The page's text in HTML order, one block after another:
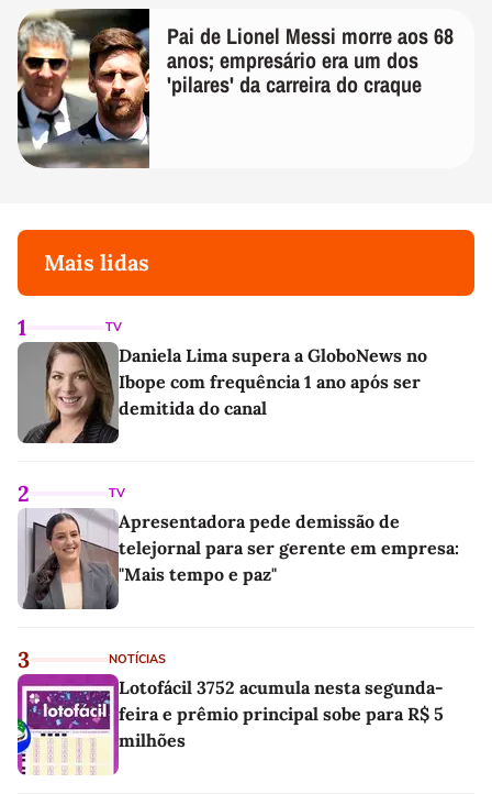
Pai de Lionel Messi morre aos 68
anos; empresário era um dos
'pilares' da carreira do craque
Mais lidas
1 TV
Daniela Lima supera a GloboNews no
Ibope com frequência 1 ano após ser
demitida do canal
2 TV
Apresentadora pede demissão de
telejornal para ser gerente em empresa:
"Mais tempo e paz"
3 NOTÍCIAS
Lotofácil 3752 acumula nesta segunda-
feira e prêmio principal sobe para R$ 5
milhões